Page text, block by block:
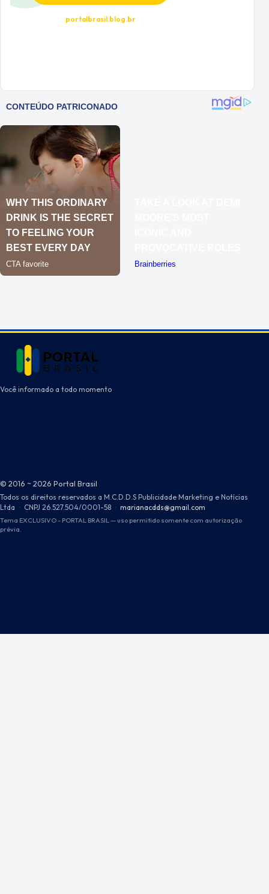
portalbrasil.blog.br
Você informado a todo momento
© 2016 ~ 2026 Portal Brasil
Todos os direitos reservados a M.C.D.D.S Publicidade Marketing e Notícias
Ltda · CNPJ 26.527.504/0001-58 · marianacdds@gmail.com
Tema EXCLUSIVO - PORTAL BRASIL — uso permitido somente com autorização
prévia.